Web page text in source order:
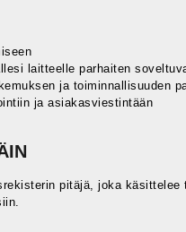
laitteelle parhaiten
ja toiminnallisuuden
ja asiakasviestintään
pitäjä, joka